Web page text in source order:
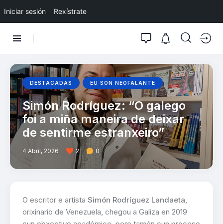
Iniciar sesión Rexístrate
DESTACADAS EU SON NEOFALANTE
Simón Rodríguez: “O galego
foi a miña maneira de deixar
de sentirme estranxeiro”
4 Abril, 2026 2 0
O escritor e artista Simón Rodríguez Landaeta
orixinario de Venezuela, chegou a Galiza en 2019